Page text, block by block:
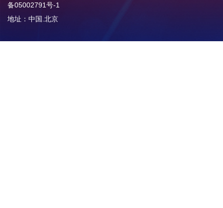
备05002791号-1
地址：中国.北京